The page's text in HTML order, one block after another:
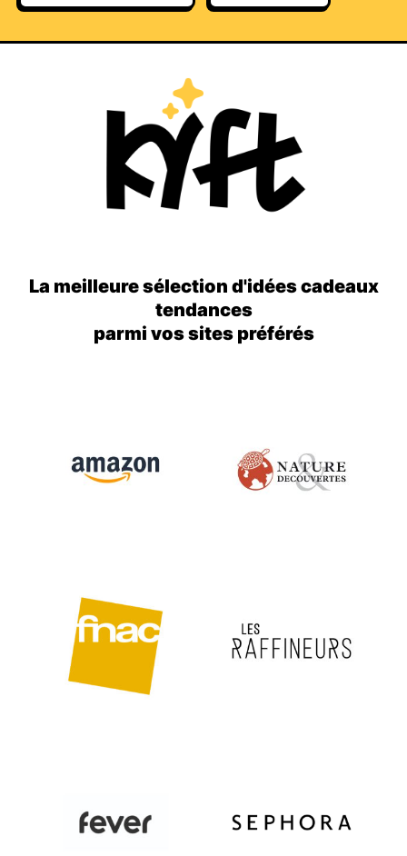
La meilleure sélection d'idées cadeaux
tendances
parmi vos sites préférés